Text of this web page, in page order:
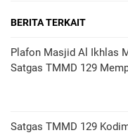
BERITA TERKAIT
Plafon Masjid Al Ikhlas
Satgas TMMD 129
Satgas TMMD 129